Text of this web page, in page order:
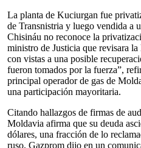
La planta de Kuciurgan fue
de Transnistria y luego vendida a
Chisináu no reconoce la
ministro de Justicia que revisara
con vistas a una posible
fueron tomados por la fuerza”,
principal operador de gas de
una participación mayoritaria.
Citando hallazgos de firmas de
Moldavia afirma que su deuda
dólares, una fracción de lo
ruso. Gazprom dijo en un